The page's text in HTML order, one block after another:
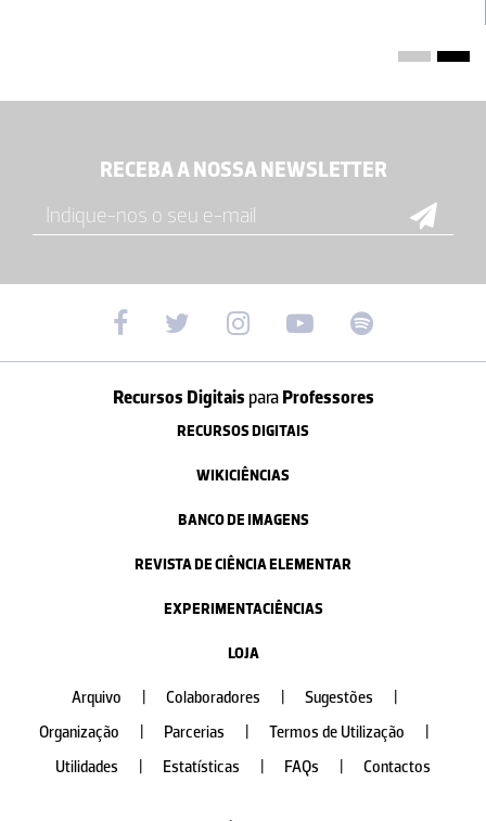
RECEBA A NOSSA NEWSLETTER
Recursos Digitais paraProfessores
RECURSOS DIGITAIS
WIKICIÊNCIAS
BANCO DE IMAGENS
REVISTA DE CIÊNCIA ELEMENTAR
EXPERIMENTACIÊNCIAS
LOJA
Arquivo Colaboradores Sugestões
Organização
Parcerias Termos de Utilização
Utilidades
Estatísticas FAQs Contactos